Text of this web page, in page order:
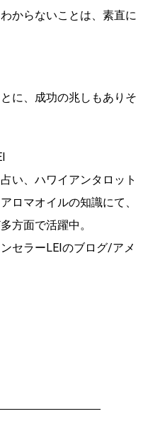
からないことは、素直に
に、成功の兆しもありそ
い、ハワイアンタロット
ロマオイルの知識にて、
方面で活躍中。
セラーLEIのブログ/アメ